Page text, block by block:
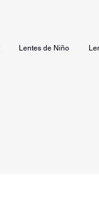
Lentes de Niño